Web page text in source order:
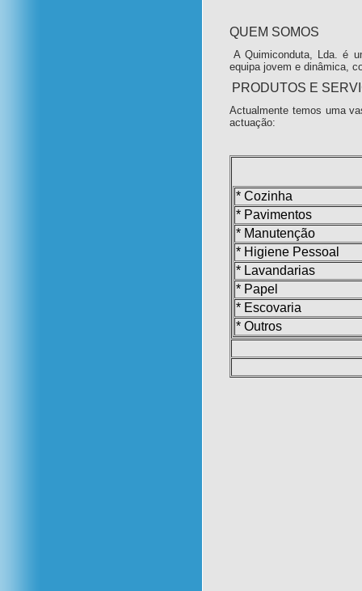
QUEM SOMOS
A Quimiconduta, Lda. é
equipa jovem e dinâmica,
PRODUTOS E
Actualmente temos uma
actuação:
* Cozinha
* Pavimentos
* Manutenção
* Higiene Pessoal
* Lavandarias
* Papel
* Escovaria
* Outros